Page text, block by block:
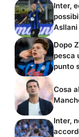
Inter,
Dopo
pesca
punto
Cosa
Inter,